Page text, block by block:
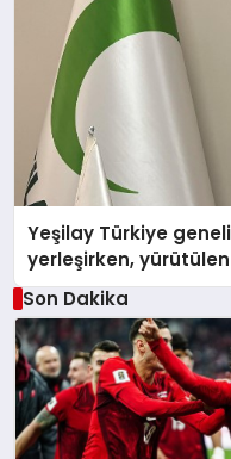
Yeşilay Türkiye
yerleşirken,
üçüncüsü oldu.
Son Dakika